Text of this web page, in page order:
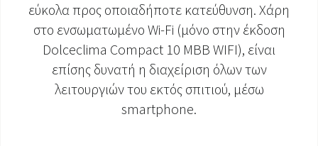
εύκολα προς οποιαδήποτε κατεύθυνση. Χάρη
στο ενσωματωμένο Wi-Fi (μόνο στην έκδοση
Dolceclima Compact 10 MBB WIFI), είναι
επίσης δυνατή η διαχείριση όλων των
λειτουργιών του εκτός σπιτιού, μέσω
smartphone.